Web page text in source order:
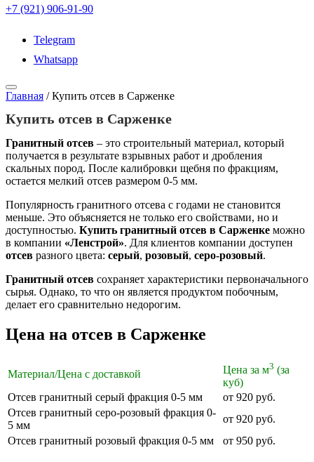
+7 (921) 906-91-90
Telegram
Whatsapp
Главная /Купить отсев в Сарженке
Купить отсев в Сарженке
Гранитный отсев – это строительный материал, который
получается в результате взрывных работ и дробления
скальных пород. После калибровки щебня по фракциям,
остается мелкий отсев размером 0-5 мм.
Популярность гранитного отсева с годами не становится
меньше. Это объясняется не только его свойствами, но и
доступностью. Купить гранитный отсев в Сарженке можно
в компании «Ленстрой». Для клиентов компании доступен
отсев разного цвета: серый, розовый, серо-розовый.
Гранитный отсев сохраняет характеристики первоначального
сырья. Однако, то что он является продуктом побочным,
делает его сравнительно недорогим.
Цена на отсев в Сарженке
Материал/Цена с доставкой Цена за м3 (за
куб)
Отсев гранитный серый фракция 0-5 мм
от 920 руб.
Отсев гранитный серо-розовый фракция 0-
5 мм
от 920 руб.
Отсев гранитный розовый фракция 0-5 мм
от 950 руб.